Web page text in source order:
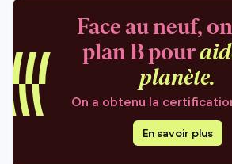
Face au neuf,
plan B pour
planète.
On a obtenu la
En savoir plus